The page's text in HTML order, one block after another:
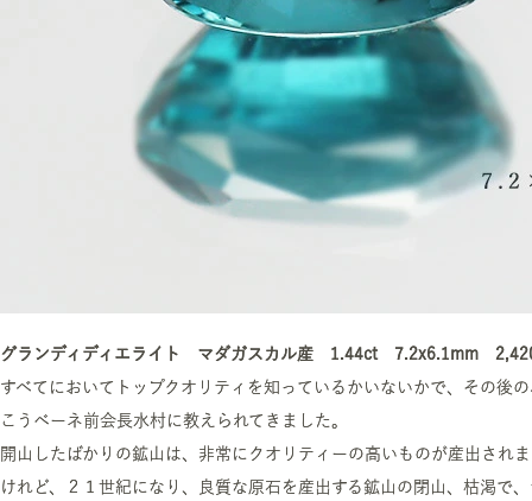
グランディディエライト マダガスカル産 1.44ct 7.2x6.1mm
すべてにおいてトップクオリティを知っているかいないかで、その後
こうベーネ前会長水村に教えられてきました。
開山したばかりの鉱山は、非常にクオリティーの高いものが産出されま
けれど、２１世紀になり、良質な原石を産出する鉱山の閉山、枯渇で